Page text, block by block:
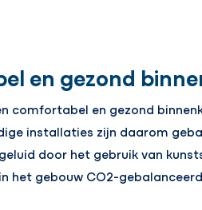
en gezond
comfortabel en gezond
installaties zijn daarom
door het gebruik van
het gebouw CO2-